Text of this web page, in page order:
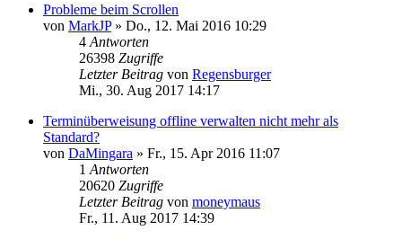
Probleme beim Scrollen
von MarkJP» Do., 12. Mai 2016 10:29
4 Antworten
26398 Zugriffe
Letzter Beitrag von Regensburger
Mi., 30. Aug 2017 14:17
Terminüberweisung offline verwalten nicht mehr als
Standard?
von DaMingara » Fr., 15. Apr 2016 11:07
1 Antworten
20620 Zugriffe
Letzter Beitrag von moneymaus
Fr., 11. Aug 2017 14:39